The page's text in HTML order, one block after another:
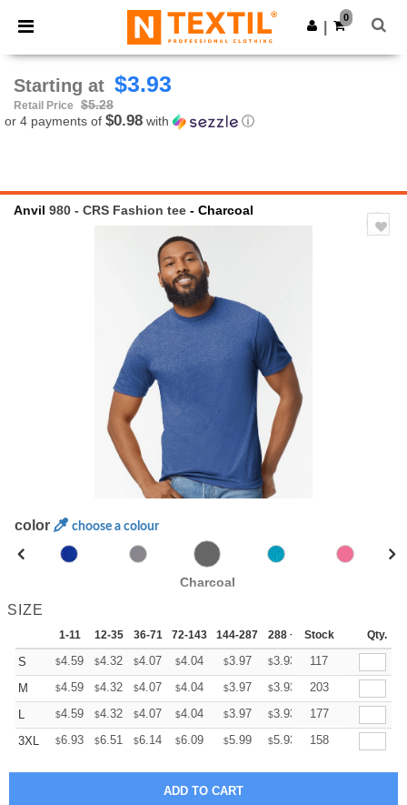
× Ntextil App
Better prices on app!
Get the app
0
Starting at $3.93
Retail Price
$5.28
or 4 payments of $0.98 with ⓘ
Anvil 980 - CRS Fashion tee - Charcoal
color choose a colour
Charcoal
SIZE
1-11 12-35 36-71 72-143 144-287 288 + More
Stock Qty.
S $4.59 $4.32 $4.07 $4.04 $3.97 $3.93 +
117
M
$4.59 $4.32 $4.07 $4.04 $3.97 $3.93 +
203
L
$4.59 $4.32 $4.07 $4.04 $3.97 $3.93 +
177
3XL
$6.93 $6.51 $6.14 $6.09 $5.99 $5.93 +
158